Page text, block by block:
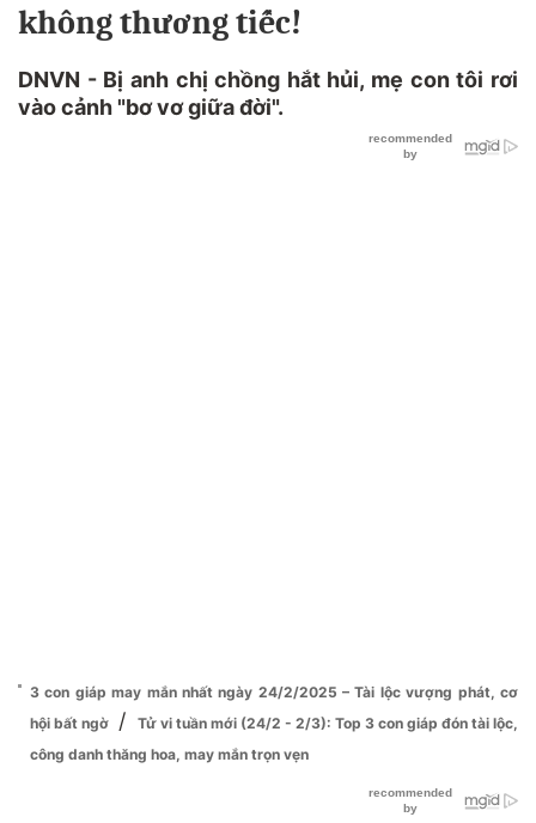
không thương tiếc!
DNVN - Bị anh chị chồng hắt hủi, mẹ con tôi rơi
vào cảnh "bơ vơ giữa đời".
3 con giáp may mắn nhất ngày 24/2/2025 – Tài lộc vượng phát, cơ
hội bất ngờ /
Tử vi tuần mới (24/2 - 2/3): Top 3 con giáp đón tài lộc,
công danh thăng hoa, may mắn trọn vẹn